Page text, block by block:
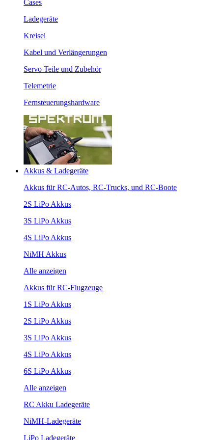
Cases
Ladegeräte
Kreisel
Kabel und Verlängerungen
Servo Teile und Zubehör
Telemetrie
Fernsteuerungshardware
Akkus & Ladegeräte
Akkus für RC-Autos, RC-Trucks, und RC-Boote
2S LiPo Akkus
3S LiPo Akkus
4S LiPo Akkus
NiMH Akkus
Alle anzeigen
Akkus für RC-Flugzeuge
1S LiPo Akkus
2S LiPo Akkus
3S LiPo Akkus
4S LiPo Akkus
6S LiPo Akkus
Alle anzeigen
RC Akku Ladegeräte
NiMH-Ladegeräte
LiPo Ladegeräte